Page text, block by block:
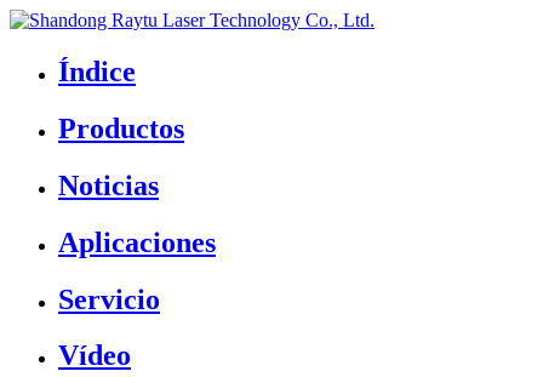
Índice
Productos
Noticias
Aplicaciones
Servicio
Vídeo